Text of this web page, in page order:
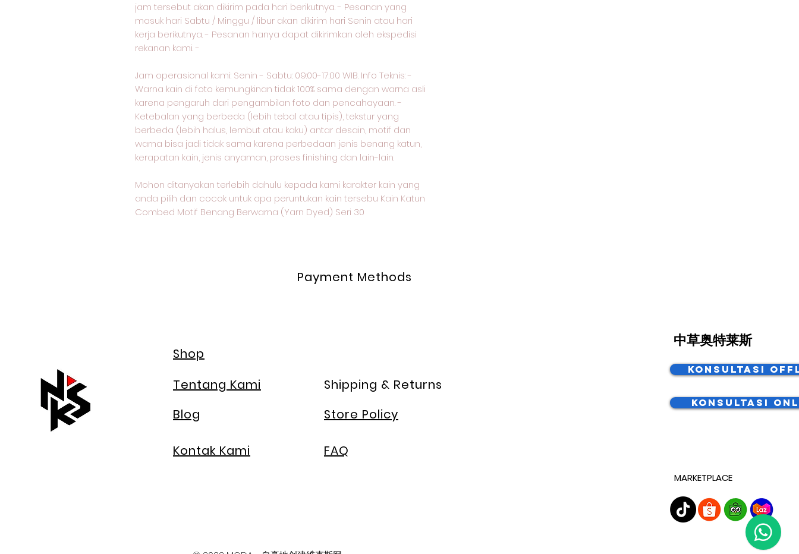
jam tersebut akan dikirim pada hari berikutnya. - Pesanan yang
masuk hari Sabtu / Minggu / libur akan dikirim hari Senin atau hari
kerja berikutnya. - Pesanan hanya dapat dikirimkan oleh ekspedisi
rekanan kami. -
Jam operasional kami: Senin - Sabtu: 09:00-17:00 WIB. Info Teknis: -
Warna kain di foto kemungkinan tidak 100% sama dengan warna asli
karena pengaruh dari pengambilan foto dan pencahayaan. -
Ketebalan yang berbeda (lebih tebal atau tipis), tekstur yang
berbeda (lebih halus, lembut atau kaku) antar desain, motif dan
warna bisa jadi tidak sama karena perbedaan jenis benang katun,
kerapatan kain, jenis anyaman, proses finishing dan lain-lain.
Mohon ditanyakan terlebih dahulu kepada kami karakter kain yang
anda pilih dan cocok untuk apa peruntukan kain tersebu Kain Katun
Combed Motif Benang Berwarna (Yarn Dyed) Seri 30
Payment Methods
Shop
Tentang Kami
Blog
Kontak Kami
Shipping & Returns
Store Policy
FAQ
中草奥特莱斯
Konsultasi
Konsultasi
MARKETPLACE